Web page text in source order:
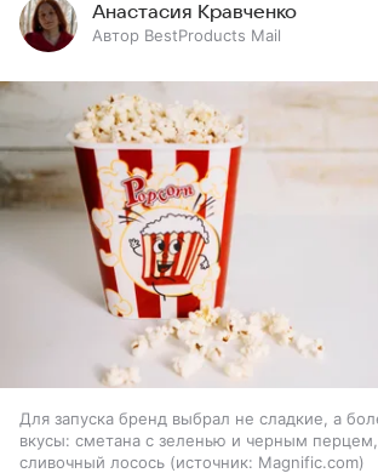
Анастасия Кравченко
Автор BestProducts Mail
Для запуска бренд выбрал не сладкие, а
вкусы: сметана с зеленью и черным
сливочный лосось
источник: Magnific.com